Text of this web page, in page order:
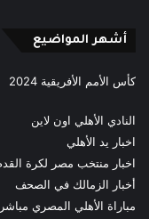
أشهر المواضيع
كأس الأمم الأفريقية 2024
النادي الأهلي اون لاين
اخبار يد الأهلي
اخبار منتخب مصر لكرة
أخبار الزمالك في الصحف
مباراة الأهلي المصري مباشر